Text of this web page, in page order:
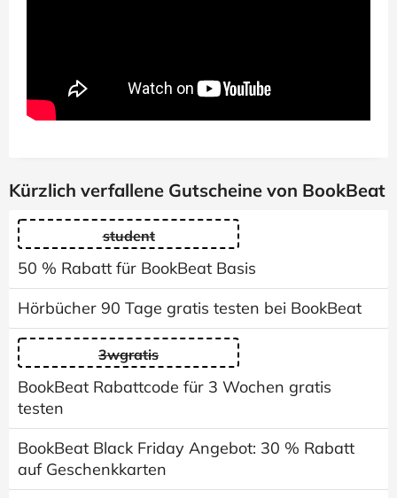
Kürzlich verfallene Gutscheine von BookBeat
student
50 % Rabatt für BookBeat Basis
Hörbücher 90 Tage gratis testen bei BookBeat
3wgratis
BookBeat Rabattcode für 3 Wochen gratis
testen
BookBeat Black Friday Angebot: 30 % Rabatt
auf Geschenkkarten